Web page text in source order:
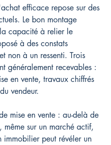
efficace repose sur des
Le bon montage
capacité à relier le
à des constats
non à un ressenti. Trois
généralement recevables :
en vente, travaux chiffrés
vendeur.
mise en vente : au-delà de
même sur un marché actif,
immobilier peut révéler un